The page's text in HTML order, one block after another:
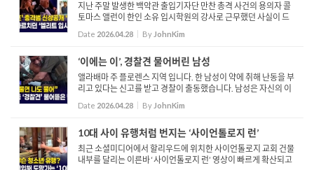
지난 주말 발생한 백악관 출입기자단 만찬 총격 사건의 용의자 콜
토마스 앨런이 한인 소유 입시학원의 강사로 근무했던 사실이 드
러나며 해당 학원은 일찌감치 선긋기에 나섰습니다. 특히 앨런은
지난 2024년 해당 학원으로부터 이달의 강사로 선정됐던 경력...
Date 2026.04.28 By JohnKim
‘이에는 이’, 경찰견 물어버린 남성
앨라배마 주 플로렌스 지역 입니다. 한 남성이 약에 취해 난동을 부
리고 있다는 신고를 받고 경찰이 출동했습니다. 남성은 자신의 이
름이 데이빗 컬리버라고 밝힌 뒤 경찰들에게 자신에게 대한 태도
가 마음에 들지 않는다며 불만을 표출하고 있습니다. 이쪽으...
Date 2026.04.28 By JohnKim
10대 사이 유행처럼 번지는 ‘사이언톨로지 런’
최근 소셜미디어에서 할리우드에 위치한 사이언톨로지 교회 건물
내부를 달리는 이른바 ‘사이언톨로지 런’ 영상이 빠르게 확산되고